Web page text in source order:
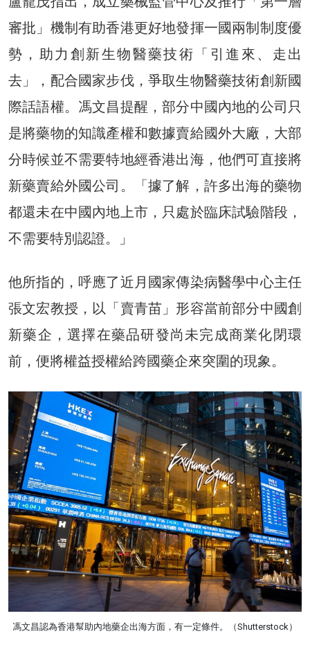
審批」機制有助香港更好地發揮一國兩制制度優
勢，助力創新生物醫藥技術「引進來、走出
去」，配合國家步伐，爭取生物醫藥技術創新國
際話語權。馮文昌提醒，部分中國內地的公司只
是將藥物的知識產權和數據賣給國外大廠，大部
分時候並不需要特地經香港出海，他們可直接將
新藥賣給外國公司。「據了解，許多出海的藥物
都還未在中國內地上市，只處於臨床試驗階段，
不需要特別認證。」
他所指的，呼應了近月國家傳染病醫學中心主任
張文宏教授，以「賣青苗」形容當前部分中國創
新藥企，選擇在藥品研發尚未完成商業化閉環
前，便將權益授權給跨國藥企來突圍的現象。
馮文昌認為香港幫助內地藥企出海方面，有一定條件。（Shutterstock）